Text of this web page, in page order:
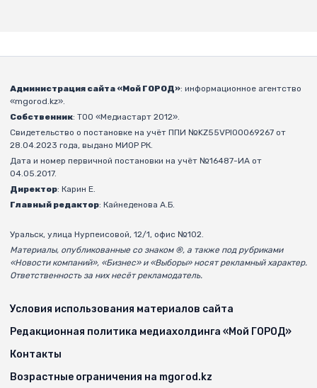
Администрация сайта «Мой ГОРОД»: информационное агентство
«mgorod.kz».
Собственник: ТОО «Медиастарт 2012».
Свидетельство о постановке на учёт ППИ №KZ55VPI00069267 от
28.04.2023 года, выдано МИОР РК.
Дата и номер первичной постановки на учёт №16487-ИА от
04.05.2017.
Директор: Карин Е.
Главный редактор: Кайнеденова А.Б.
Уральск, улица Нурпеисовой, 12/1, офис №102.
Материалы, опубликованные со знаком ®, а также под рубриками
«Новости компаний», «Бизнес» и «Выборы» носят рекламный характер.
Ответственность за них несёт рекламодатель.
Условия использования материалов сайта
Редакционная политика медиахолдинга «Мой ГОРОД»
Контакты
Возрастные ограничения на mgorod.kz